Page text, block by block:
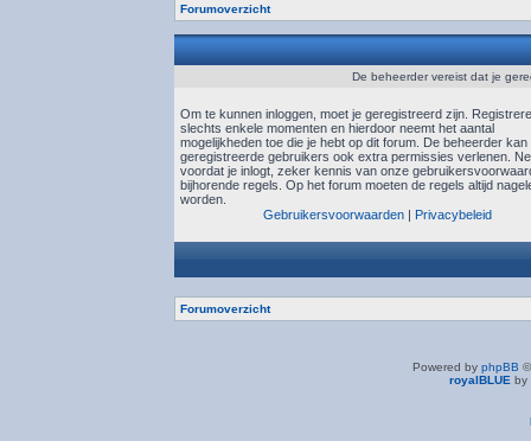
Forumoverzicht
De beheerder vereist dat je
Om te kunnen inloggen, moet je geregistreerd zijn.
slechts enkele momenten en hierdoor neemt het aantal
mogelijkheden toe die je hebt op dit forum. De beheerder kan
geregistreerde gebruikers ook extra permissies verlenen.
voordat je inlogt, zeker kennis van onze
bijhorende regels. Op het forum moeten de regels altijd
worden.
Gebruikersvoorwaarden | Privacybeleid
Forumoverzicht
Powered by phpBB
royalBLUE by